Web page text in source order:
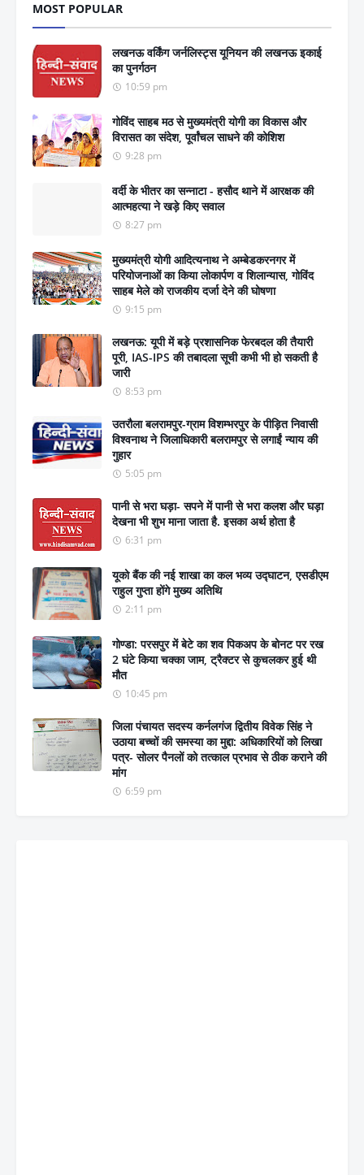
MOST POPULAR
लखनऊ वर्किंग जर्नलिस्ट्स यूनियन की लखनऊ इकाई
का पुनर्गठन
10:59 pm
गोविंद साहब मठ से मुख्यमंत्री योगी का विकास और
विरासत का संदेश, पूर्वांचल साधने की कोशिश
9:28 pm
वर्दी के भीतर का सन्नाटा - हसौद थाने में आरक्षक की
आत्महत्या ने खड़े किए सवाल
8:27 pm
मुख्यमंत्री योगी आदित्यनाथ ने अम्बेडकरनगर में
परियोजनाओं का किया लोकार्पण व शिलान्यास, गोविंद
साहब मेले को राजकीय दर्जा देने की घोषणा
9:15 pm
लखनऊ: यूपी में बड़े प्रशासनिक फेरबदल की तैयारी
पूरी, IAS-IPS की तबादला सूची कभी भी हो सकती है
जारी
8:53 pm
उतरौला बलरामपुर-ग्राम विशम्भरपुर के पीड़ित निवासी
विश्वनाथ ने जिलाधिकारी बलरामपुर से लगाईं न्याय की
गुहार
5:05 pm
पानी से भरा घड़ा- सपने में पानी से भरा कलश और घड़ा
देखना भी शुभ माना जाता है. इसका अर्थ होता है
6:31 pm
यूको बैंक की नई शाखा का कल भव्य उद्घाटन, एसडीएम
राहुल गुप्ता होंगे मुख्य अतिथि
2:11 pm
गोण्डा: परसपुर में बेटे का शव पिकअप के बोनट पर रख
2 घंटे किया चक्का जाम, ट्रैक्टर से कुचलकर हुई थी
मौत
10:45 pm
जिला पंचायत सदस्य कर्नलगंज द्वितीय विवेक सिंह ने
उठाया बच्चों की समस्या का मुद्दा: अधिकारियों को लिखा
पत्र- सोलर पैनलों को तत्काल प्रभाव से ठीक कराने की
मांग
6:59 pm